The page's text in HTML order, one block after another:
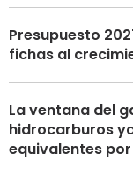
Presupuesto
fichas al
La ventana del
hidrocarburos
equivalentes